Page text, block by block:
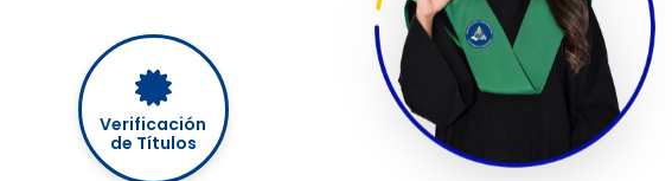
Verificación
de Títulos